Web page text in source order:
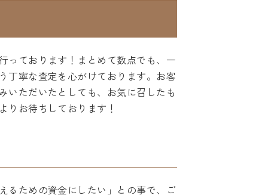
っております！まとめて数点でも、一
丁寧な査定を心がけております。お客
いただいたとしても、お気に召したも
お待ちしております！
るための資金にしたい」との事で、ご